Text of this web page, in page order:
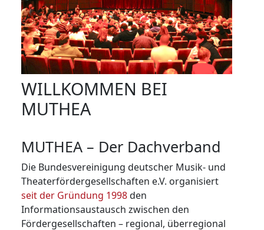
WILLKOMMEN BEI
MUTHEA
MUTHEA – Der Dachverband
Die Bundesvereinigung deutscher Musik- und
Theaterfördergesellschaften e.V. organisiert
seit der Gründung 1998den
Informationsaustausch zwischen den
Fördergesellschaften – regional, überregional